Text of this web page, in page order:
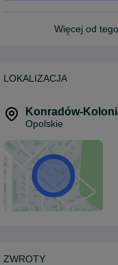
Więcej od
LOKALIZACJA
Konradów-
Opolskie
ZWROTY